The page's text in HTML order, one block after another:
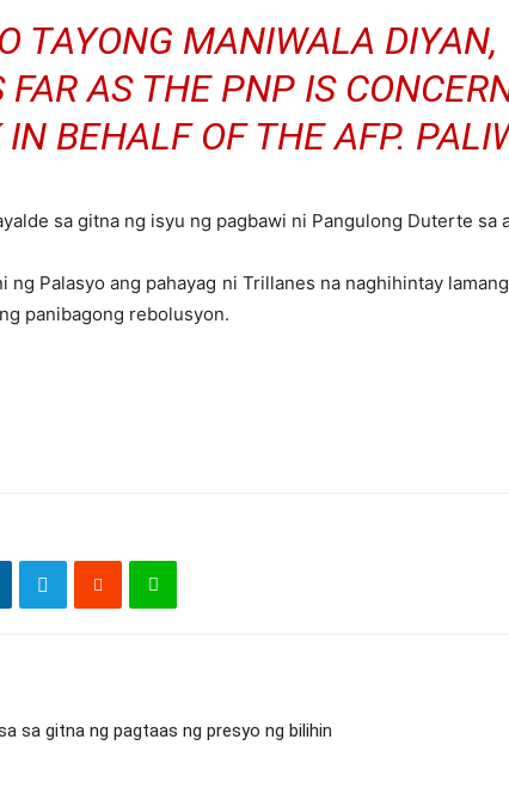
TAYONG MANIWALA
AS THE PNP IS
IN BEHALF OF THE AFP.
sa gitna ng isyu ng pagbawi ni Pangulong Duterte sa
ng Palasyo ang pahayag ni Trillanes na naghihintay
panibagong rebolusyon.
sa gitna ng pagtaas ng presyo ng bilihin